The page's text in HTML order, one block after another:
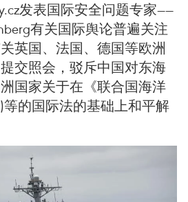
发表国际安全问题专家——
有关国际舆论普遍关注
英国、法国、德国等欧洲
交照会，驳斥中国对东海
国家关于在《联合国海洋
等的国际法的基础上和平解